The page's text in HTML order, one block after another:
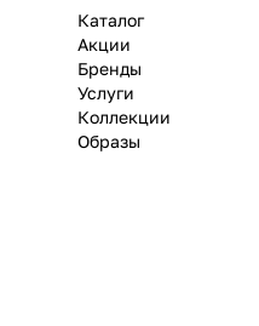
Каталог
Акции
Бренды
Услуги
Коллекции
Образы